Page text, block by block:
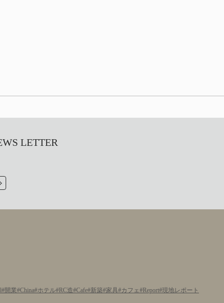
LETTER
開業 China ホテル RC造 Cafe 新築 家具 カフェ Report 現地レポート